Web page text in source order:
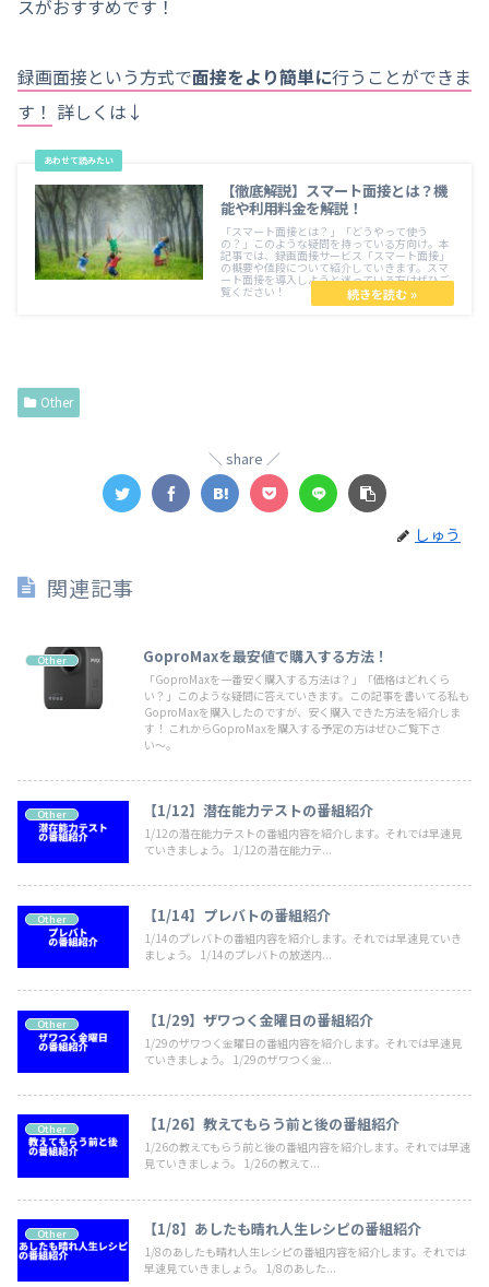
スがおすすめです！
録画面接という方式で面接をより簡単に行うことができま
す！ 詳しくは↓
【徹底解説】スマート面接とは？機
能や利用料金を解説！
「スマート面接とは？」「どうやって使う
の？」このような疑問を持っている方向け。本
記事では、録画面接サービス「スマート面接」
の概要や値段について紹介していきます。スマ
ート面接を導入しようと迷っている方はぜひご
覧ください！
Other
share
しゅう
関連記事
Other GoproMaxを最安値で購入する方法！
「GoproMaxを一番安く購入する方法は？」「価格はどれくら
い？」このような疑問に答えていきます。この記事を書いてる私も
GoproMaxを購入したのですが、安く購入できた方法を紹介しま
す！ これからGoproMaxを購入する予定の方はぜひご覧下さ
い〜。
Other 【1/12】潜在能力テストの番組紹介
1/12の潜在能力テストの番組内容を紹介します。それでは早速見
ていきましょう。 1/12の潜在能力テ...
Other 【1/14】プレバトの番組紹介
1/14のプレバトの番組内容を紹介します。それでは早速見ていき
ましょう。 1/14のプレバトの放送内...
Other 【1/29】ザワつく金曜日の番組紹介
1/29のザワつく金曜日の番組内容を紹介します。それでは早速見
ていきましょう。 1/29のザワつく金...
Other 【1/26】教えてもらう前と後の番組紹介
1/26の教えてもらう前と後の番組内容を紹介します。それでは早速
見ていきましょう。 1/26の教えて...
Other 【1/8】あしたも晴れ人生レシピの番組紹介
1/8のあしたも晴れ人生レシピの番組内容を紹介します。それでは
早速見ていきましょう。 1/8のあした...